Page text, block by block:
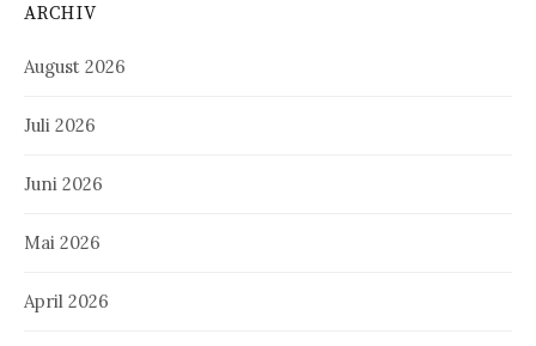
ARCHIV
August 2026
Juli 2026
Juni 2026
Mai 2026
April 2026